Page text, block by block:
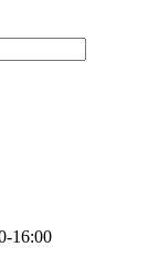
16:00